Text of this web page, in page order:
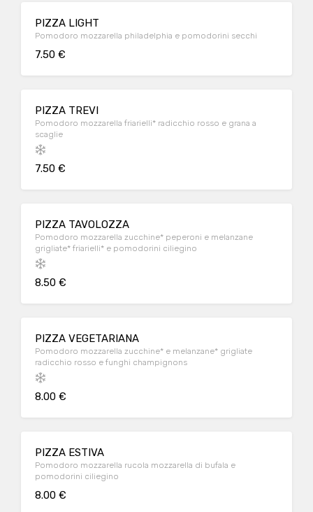
PIZZA LIGHT
Pomodoro mozzarella philadelphia e pomodorini secchi
7.50 €
PIZZA TREVI
Pomodoro mozzarella friarielli* radicchio rosso e grana a
scaglie
7.50 €
PIZZA TAVOLOZZA
Pomodoro mozzarella zucchine* peperoni e melanzane
grigliate* friarielli* e pomodorini ciliegino
8.50 €
PIZZA VEGETARIANA
Pomodoro mozzarella zucchine* e melanzane* grigliate
radicchio rosso e funghi champignons
8.00 €
PIZZA ESTIVA
Pomodoro mozzarella rucola mozzarella di bufala e
pomodorini ciliegino
8.00 €